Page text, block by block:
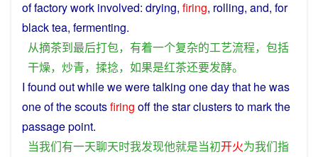
offactory work involved: drying, firing, rolling, and, for
blacktea, fermenting.
从摘茶到最后打包， 有着一个复杂的工艺流程， 包括
干燥， 炒青， 揉捻， 如果是红茶还要发酵。
I found outwhileweweretalking onedaythat hewas
one of the scoutsfiring off thestarclustersto mark the
passagepoint.
当我们有一天聊天时我发现他就是当初开火为我们指